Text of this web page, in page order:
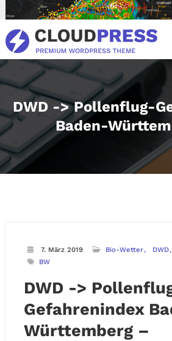
Inhalt
springen
DWD -> Pollenflug-
Baden-
7. März 2019 Bio-Wetter DWD
BW
DWD ->
Gefahrenindex
Württemberg –